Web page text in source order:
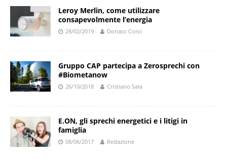
Leroy Merlin, come utilizzare
consapevolmente l’energia
28/02/2019 Donato Corvi
Gruppo CAP partecipa a Zerosprechi con
#Biometanow
26/10/2018 Cristiano Sala
E.ON, gli sprechi energetici e i litigi in
famiglia
08/06/2017 Redazione